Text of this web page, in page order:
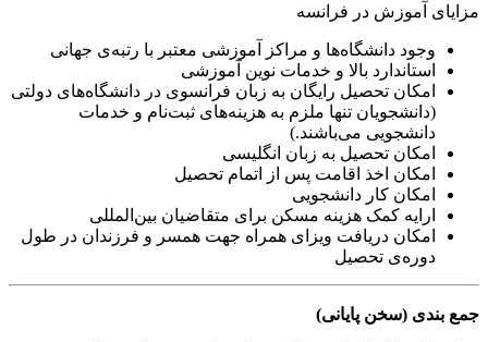
مزایای آموزش در فرانسه
وجود دانشگاه‌ها و مراکز آموزشی معتبر با رتبه‌ی جهانی
استاندارد بالا و خدمات نوین آموزشی
امکان تحصیل رایگان به زبان فرانسوی در دانشگاه‌های دولتی
(دانشجویان تنها ملزم به هزینه‌های ثبت‌نام و خدمات
دانشجویی می‌باشند.)
امکان تحصیل به زبان انگلیسی
امکان اخذ اقامت پس از اتمام تحصیل
امکان کار دانشجویی
ارایه کمک هزینه مسکن برای متقاضیان بین‌المللی
امکان دریافت ویزای همراه جهت همسر و فرزندان در طول
دوره‌ی تحصیل
جمع بندی (سخن پایانی)